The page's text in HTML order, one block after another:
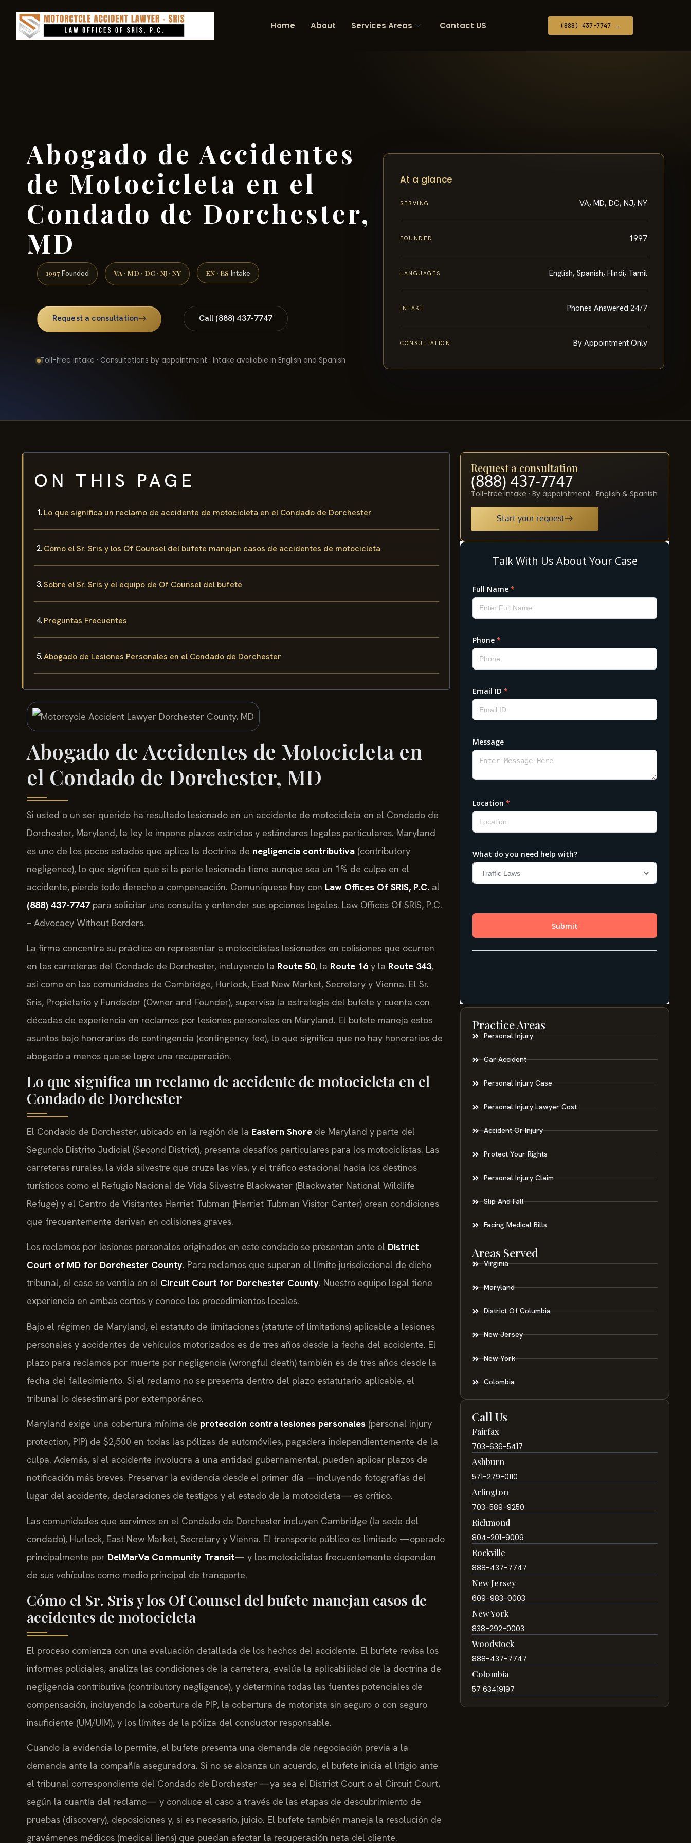
Home About Services Areas Contact US (888) 437-7747 →
Abogado de Accidentes
de Motocicleta en el
Condado de Dorchester,
MD
1997 Founded VA · MD · DC · NJ · NY EN · ES Intake
Request a consultation Call (888) 437-7747
Toll-free intake · Consultations by appointment · Intake available in English and Spanish
At a glance
SERVING VA, MD, DC, NJ, NY
FOUNDED 1997
LANGUAGES English, Spanish, Hindi, Tamil
INTAKE Phones Answered 24/7
CONSULTATION By Appointment Only
ON THIS PAGE
Lo que significa un reclamo de accidente de motocicleta en el Condado de Dorchester
Cómo el Sr. Sris y los Of Counsel del bufete manejan casos de accidentes de motocicleta
Sobre el Sr. Sris y el equipo de Of Counsel del bufete
Preguntas Frecuentes
Abogado de Lesiones Personales en el Condado de Dorchester
Abogado de Accidentes de Motocicleta en
el Condado de Dorchester, MD
Si usted o un ser querido ha resultado lesionado en un accidente de motocicleta en el Condado de
Dorchester, Maryland, la ley le impone plazos estrictos y estándares legales particulares. Maryland
es uno de los pocos estados que aplica la doctrina de negligencia contributiva (contributory
negligence), lo que significa que si la parte lesionada tiene aunque sea un 1% de culpa en el
accidente, pierde todo derecho a compensación. Comuníquese hoy con Law Offices Of SRIS, P.C. al
(888) 437-7747 para solicitar una consulta y entender sus opciones legales. Law Offices Of SRIS, P.C.
– Advocacy Without Borders.
La firma concentra su práctica en representar a motociclistas lesionados en colisiones que ocurren
en las carreteras del Condado de Dorchester, incluyendo la Route 50, la Route 16y la Route 343,
así como en las comunidades de Cambridge, Hurlock, East New Market, Secretary y Vienna. El Sr.
Sris, Propietario y Fundador (Owner and Founder), supervisa la estrategia del bufete y cuenta con
décadas de experiencia en reclamos por lesiones personales en Maryland. El bufete maneja estos
asuntos bajo honorarios de contingencia (contingency fee), lo que significa que no hay honorarios de
abogado a menos que se logre una recuperación.
Lo que significa un reclamo de accidente de motocicleta en el
Condado de Dorchester
El Condado de Dorchester, ubicado en la región de la Eastern Shore de Maryland y parte del
Segundo Distrito Judicial (Second District), presenta desafíos particulares para los motociclistas. Las
carreteras rurales, la vida silvestre que cruza las vías, y el tráfico estacional hacia los destinos
turísticos como el Refugio Nacional de Vida Silvestre Blackwater (Blackwater National Wildlife
Refuge) y el Centro de Visitantes Harriet Tubman (Harriet Tubman Visitor Center) crean condiciones
que frecuentemente derivan en colisiones graves.
Los reclamos por lesiones personales originados en este condado se presentan ante el District
Court of MD for Dorchester County. Para reclamos que superan el límite jurisdiccional de dicho
tribunal, el caso se ventila en el Circuit Court for Dorchester County. Nuestro equipo legal tiene
experiencia en ambas cortes y conoce los procedimientos locales.
Bajo el régimen de Maryland, el estatuto de limitaciones (statute of limitations) aplicable a lesiones
personales y accidentes de vehículos motorizados es de tres años desde la fecha del accidente. El
plazo para reclamos por muerte por negligencia (wrongful death) también es de tres años desde la
fecha del fallecimiento. Si el reclamo no se presenta dentro del plazo estatutario aplicable, el
tribunal lo desestimará por extemporáneo.
Maryland exige una cobertura mínima de protección contra lesiones personales (personal injury
protection, PIP) de $2,500 en todas las pólizas de automóviles, pagadera independientemente de la
culpa. Además, si el accidente involucra a una entidad gubernamental, pueden aplicar plazos de
notificación más breves. Preservar la evidencia desde el primer día —incluyendo fotografías del
lugar del accidente, declaraciones de testigos y el estado de la motocicleta— es crítico.
Las comunidades que servimos en el Condado de Dorchester incluyen Cambridge (la sede del
condado), Hurlock, East New Market, Secretary y Vienna. El transporte público es limitado —operado
principalmente por DelMarVa Community Transit— y los motociclistas frecuentemente dependen
de sus vehículos como medio principal de transporte.
Cómo el Sr. Sris y los Of Counsel del bufete manejan casos de
accidentes de motocicleta
El proceso comienza con una evaluación detallada de los hechos del accidente. El bufete revisa los
informes policiales, analiza las condiciones de la carretera, evalúa la aplicabilidad de la doctrina de
negligencia contributiva (contributory negligence), y determina todas las fuentes potenciales de
compensación, incluyendo la cobertura de PIP, la cobertura de motorista sin seguro o con seguro
insuficiente (UM/UIM), y los límites de la póliza del conductor responsable.
Cuando la evidencia lo permite, el bufete presenta una demanda de negociación previa a la
demanda ante la compañía aseguradora. Si no se alcanza un acuerdo, el bufete inicia el litigio ante
el tribunal correspondiente del Condado de Dorchester —ya sea el District Court o el Circuit Court,
según la cuantía del reclamo— y conduce el caso a través de las etapas de descubrimiento de
pruebas (discovery), deposiciones y, si es necesario, juicio. El bufete también maneja la resolución de
gravámenes médicos (medical liens) que puedan afectar la recuperación neta del cliente.
Request a consultation
(888) 437-7747
Toll-free intake · By appointment · English & Spanish
Start your request
Practice Areas
Personal Injury
Car Accident
Personal Injury Case
Personal Injury Lawyer Cost
Accident Or Injury
Protect Your Rights
Personal Injury Claim
Slip And Fall
Facing Medical Bills
Areas Served
Virginia
Maryland
District Of Columbia
New Jersey
New York
Colombia
Call Us
Fairfax
703-636-5417
Ashburn
571-279-0110
Arlington
703-589-9250
Richmond
804-201-9009
Rockville
888-437-7747
New Jersey
609-983-0003
New York
838-292-0003
Woodstock
888-437-7747
Colombia
57 63419197